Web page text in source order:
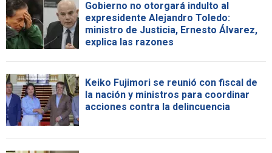
Gobierno no otorgará indulto al
expresidente Alejandro Toledo:
ministro de Justicia, Ernesto Álvarez,
explica las razones
Keiko Fujimori se reunió con fiscal de
la nación y ministros para coordinar
acciones contra la delincuencia